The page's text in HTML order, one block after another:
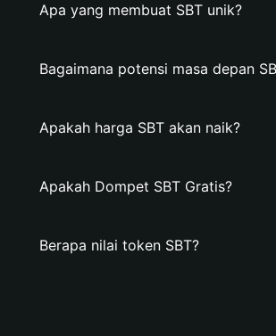
Apa yang membuat SBT unik?
Bagaimana potensi masa depan
Apakah harga SBT akan naik?
Apakah Dompet SBT Gratis?
Berapa nilai token SBT?